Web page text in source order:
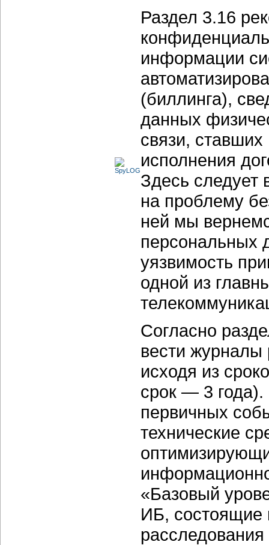
Раздел 3.16
информации
(биллинга),
данных
связи,
исполнения
Здесь следует
на проблему
ней мы
персональных
уязвимость
одной из
Согласно
вести журналы
исходя из
срок — 3 года).
первичных
технические
«Базовый
ИБ, состоящие